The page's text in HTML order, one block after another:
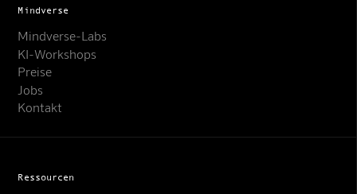
Mindverse
Mindverse-Labs
KI-Workshops
Preise
Jobs
Kontakt
Ressourcen